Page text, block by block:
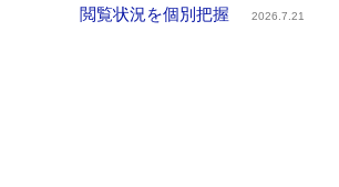
閲覧状況を個別把握
2026.7.21